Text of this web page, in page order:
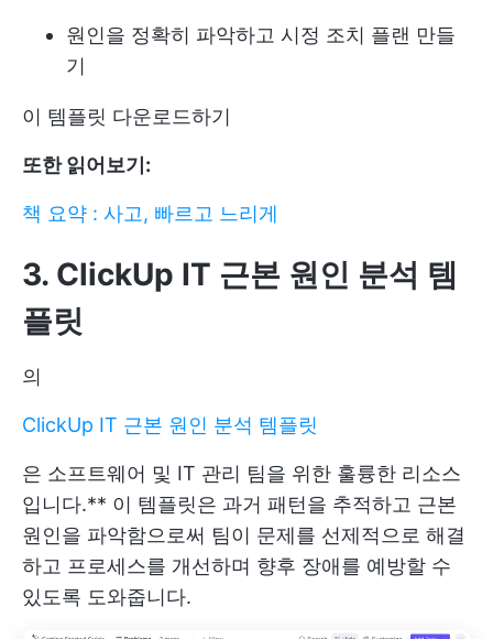
원인을 정확히 파악하고 시정 조치 플랜 만들
기
이 템플릿 다운로드하기
또한 읽어보기:
책 요약 : 사고, 빠르고 느리게
3. ClickUp IT 근본 원인 분석 템
플릿
의
ClickUp IT 근본 원인 분석 템플릿
은 소프트웨어 및 IT 관리 팀을 위한 훌륭한 리소스
입니다.** 이 템플릿은 과거 패턴을 추적하고 근본
원인을 파악함으로써 팀이 문제를 선제적으로 해결
하고 프로세스를 개선하며 향후 장애를 예방할 수
있도록 도와줍니다.